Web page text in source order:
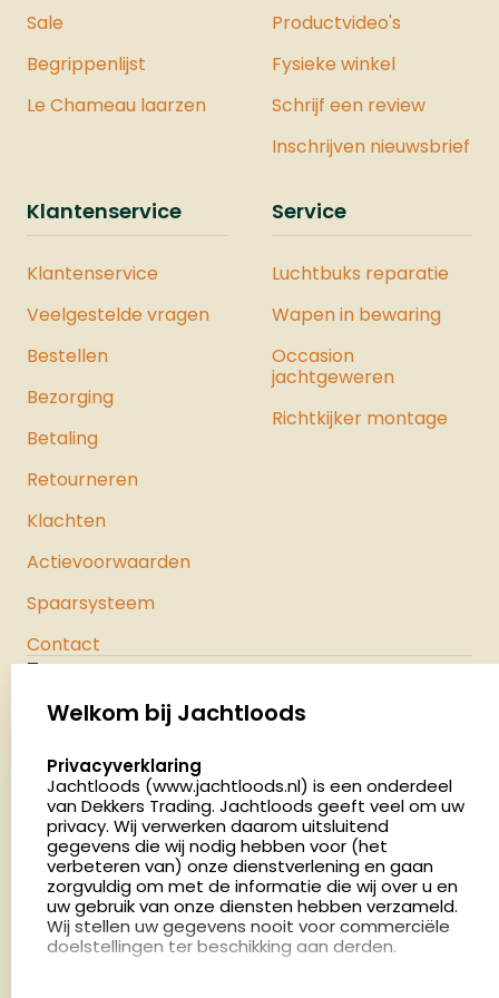
Sale
Begrippenlijst
Le Chameau laarzen
Productvideo's
Fysieke winkel
Schrijf een review
Inschrijven nieuwsbrief
Klantenservice
Klantenservice
Veelgestelde vragen
Bestellen
Bezorging
Betaling
Retourneren
Klachten
Actievoorwaarden
Spaarsysteem
Contact
Service
Luchtbuks reparatie
Wapen in bewaring
Occasion
jachtgeweren
Richtkijker montage
Palenrij 1
Nederland
4.8
2879 beoordelingen
Openingstijden
Dinsdag en donderdag: 13:00 - 17:00 én 18:00 - 21:00
uur
Welkom bij Jachtloods
select language
Privacyverklaring
Jachtloods (www.jachtloods.nl) is een onderdeel
van Dekkers Trading. Jachtloods geeft veel om uw
privacy. Wij verwerken daarom uitsluitend
gegevens die wij nodig hebben voor (het
verbeteren van) onze dienstverlening en gaan
zorgvuldig om met de informatie die wij over u en
uw gebruik van onze diensten hebben verzameld.
Wij stellen uw gegevens nooit voor commerciële
doelstellingen ter beschikking aan derden.